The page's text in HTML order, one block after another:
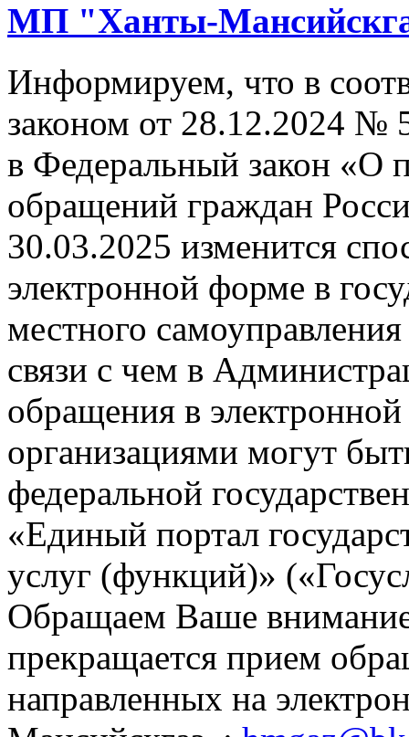
МП "Ханты-
Информируем, что в
законом от 28.12.2024 №
в Федеральный закон «О
обращений граждан
30.03.2025 изменится
электронной форме в
местного
связи с чем в
обращения в
организациями могут
федеральной
«Единый портал
услуг (функций)»
Обращаем Ваше
прекращается прием
направленных на